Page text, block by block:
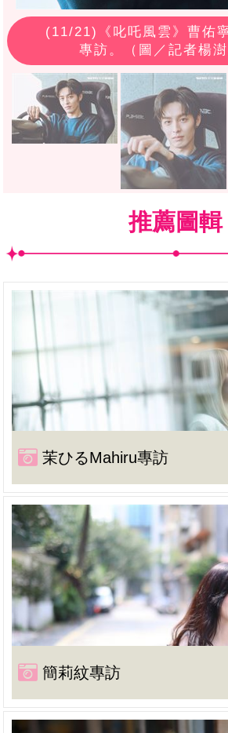
(11/21)《叱吒風雲》曹佑
專訪。（圖／記者楊澍
推薦圖輯
茉ひるMahiru專訪
簡莉紋專訪